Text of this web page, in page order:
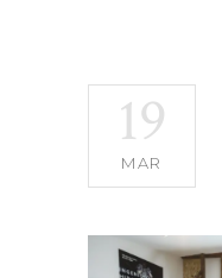
19
MAR